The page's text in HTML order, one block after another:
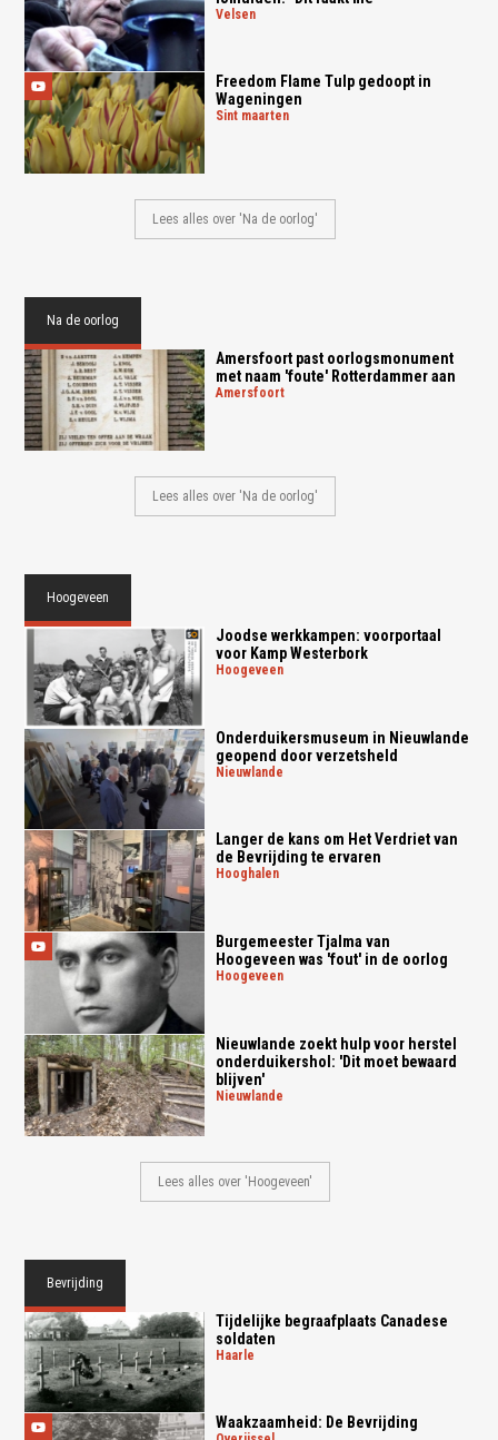
velsen
Freedom Flame Tulp gedoopt in
Wageningen
sint maarten
Lees alles over 'Na de oorlog'
Na de oorlog
Amersfoort past oorlogsmonument
met naam 'foute' Rotterdammer aan
amersfoort
Lees alles over 'Na de oorlog'
Hoogeveen
Joodse werkkampen: voorportaal
voor Kamp Westerbork
hoogeveen
Onderduikersmuseum in Nieuwlande
geopend door verzetsheld
nieuwlande
Langer de kans om Het Verdriet van
de Bevrijding te ervaren
hooghalen
Burgemeester Tjalma van
Hoogeveen was 'fout' in de oorlog
hoogeveen
Nieuwlande zoekt hulp voor herstel
onderduikershol: 'Dit moet bewaard
blijven'
nieuwlande
Lees alles over 'Hoogeveen'
Bevrijding
Tijdelijke begraafplaats Canadese
soldaten
haarle
Waakzaamheid: De Bevrijding